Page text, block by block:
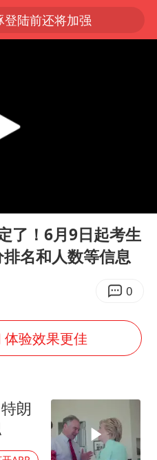
登陆前还将加强
别因“热门”窄化“热爱”
分直营店飞天茅台提价
科斯把路走绝了
将正面袭击贯穿浙江
几元成本的AI广告导致千万市值蒸发
台湾从来没有“独立”过
了！6月9日起考生
名和人数等信息
0
验效果更佳
朗